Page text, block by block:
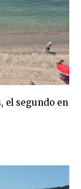
el segundo en